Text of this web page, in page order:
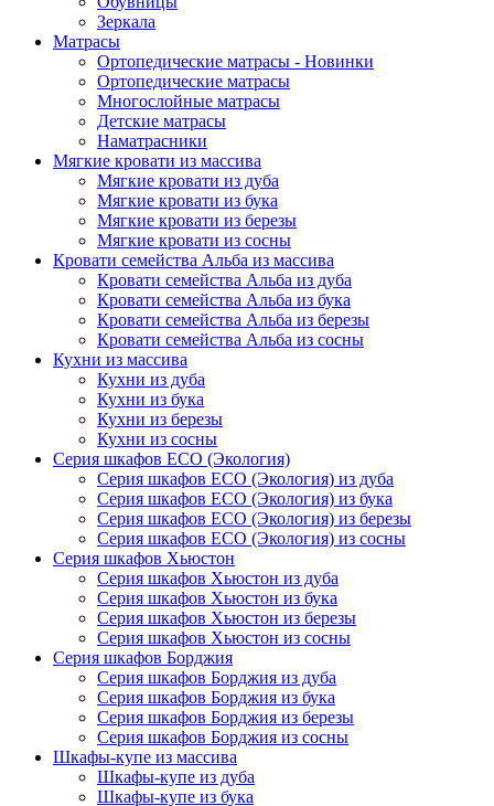
Зеркала
Матрасы
Ортопедические матрасы - Новинки
Ортопедические матрасы
Многослойные матрасы
Детские матрасы
Наматрасники
Мягкие кровати из массива
Мягкие кровати из дуба
Мягкие кровати из бука
Мягкие кровати из березы
Мягкие кровати из сосны
Кровати семейства Альба из массива
Кровати семейства Альба из дуба
Кровати семейства Альба из бука
Кровати семейства Альба из березы
Кровати семейства Альба из сосны
Кухни из массива
Кухни из дуба
Кухни из бука
Кухни из березы
Кухни из сосны
Серия шкафов ECO (Экология)
Серия шкафов ECO (Экология) из дуба
Серия шкафов ECO (Экология) из бука
Серия шкафов ECO (Экология) из березы
Серия шкафов ECO (Экология) из сосны
Серия шкафов Хьюстон
Серия шкафов Хьюстон из дуба
Серия шкафов Хьюстон из бука
Серия шкафов Хьюстон из березы
Серия шкафов Хьюстон из сосны
Серия шкафов Борджия
Серия шкафов Борджия из дуба
Серия шкафов Борджия из бука
Серия шкафов Борджия из березы
Серия шкафов Борджия из сосны
Шкафы-купе из массива
Шкафы-купе из дуба
Шкафы-купе из бука